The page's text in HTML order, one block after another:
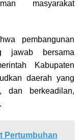
masyarakat
pembangunan
jawab bersama
Kabupaten
daerah yang
dan berkeadilan,
Pertumbuhan